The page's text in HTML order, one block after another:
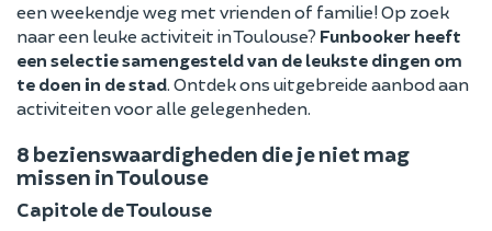
een weekendje weg met vrienden of familie! Op zoek
naar een leuke activiteit in Toulouse? Funbooker heeft
een selectie samengesteld van de leukste dingen om
te doen in de stad. Ontdek ons uitgebreide aanbod aan
activiteiten voor alle gelegenheden.
8 bezienswaardigheden die je niet mag
missen in Toulouse
Capitole de Toulouse